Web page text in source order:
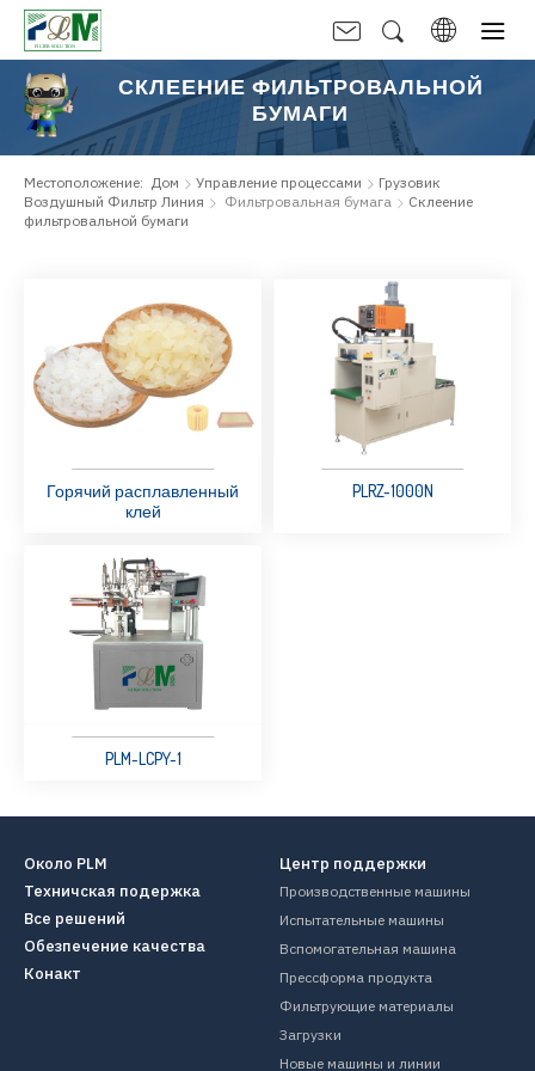
СКЛЕЕНИЕ ФИЛЬТРОВАЛЬНОЙ
БУМАГИ
Местоположение: Дом Управление процессами
Грузовик
Воздушный Фильтр Линия
Фильтровальная бумага
Склеение
фильтровальной бумаги
Горячий расплавленный
клей
PLRZ-1000N
PLM-LCPY-1
Центр поддержки
Производственные машины
Испытательные машины
Вспомогательная машина
Прессформа продукта
Фильтрующие материалы
Загрузки
Новые машины и линии
Около PLM
Техничская подержка
Все решений
Обезпечение качества
Конакт